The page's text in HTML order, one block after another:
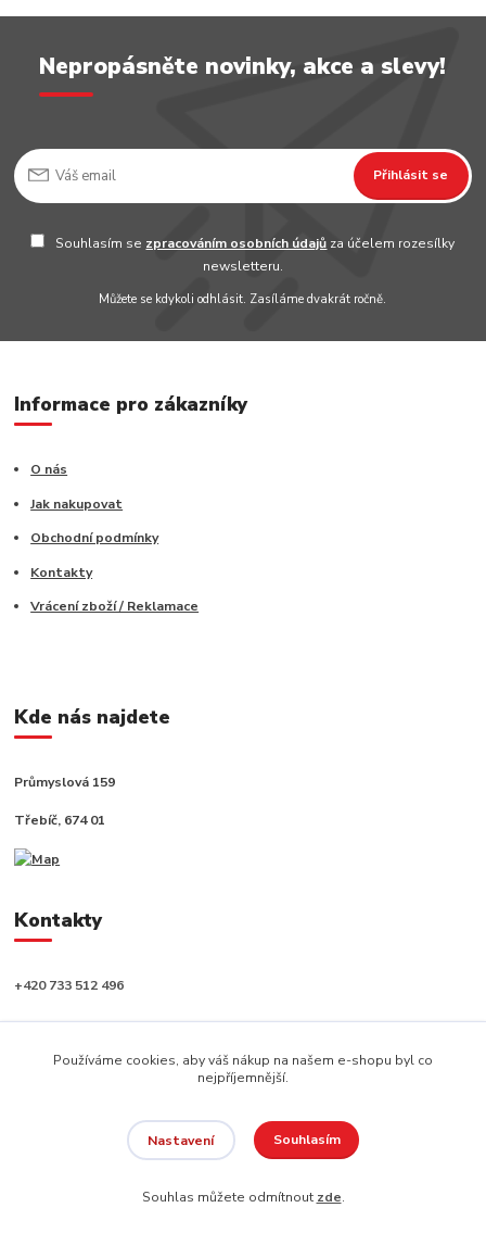
Nepropásněte novinky, akce a slevy!
Přihlásit se
Souhlasím se zpracováním osobních údajů za účelem rozesílky
newsletteru.
Můžete se kdykoli odhlásit. Zasíláme dvakrát ročně.
Informace pro zákazníky
O nás
Jak nakupovat
Obchodní podmínky
Kontakty
Vrácení zboží / Reklamace
Kde nás najdete
Průmyslová 159
Třebíč, 674 01
Kontakty
+420 733 512 496
info@capushop.cz
Vytvořeno na
Eshop-rychle.cz
Používáme cookies, aby váš nákup na našem e-shopu byl co
nejpříjemnější.
Nastavení Souhlasím
Souhlas můžete odmítnout zde.